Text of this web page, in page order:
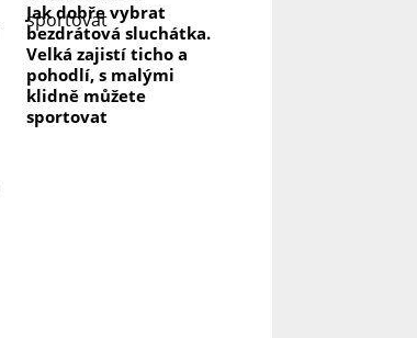
Jak dobře vybrat
bezdrátová sluchátka.
Velká zajistí ticho a
pohodlí, s malými
klidně můžete
sportovat